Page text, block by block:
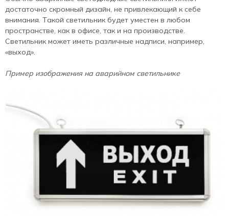
достаточно скромный дизайн, не привлекающий к себе
внимания. Такой светильник будет уместен в любом
пространстве, как в офисе, так и на производстве.
Светильник может иметь различные надписи, например,
«выход».
Пример изображения на аварийном светильнике